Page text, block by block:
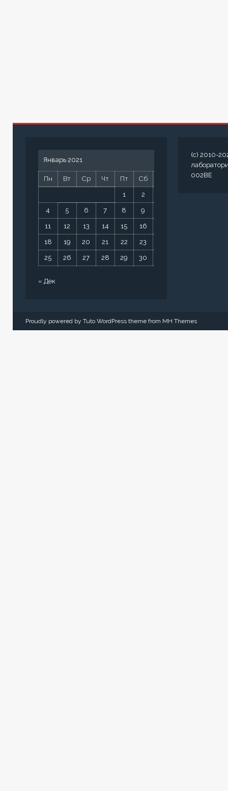
Январь 2021
Пн Вт Ср Чт Пт Сб
1 2
4 5 6 7 8 9
11 12 13 14 15 16
18 19 20 21 22 23
25 26 27 28 29 30
« Дек
(c) 2010-
002BE
Proudly powered by Tuto WordPress theme from MH Themes